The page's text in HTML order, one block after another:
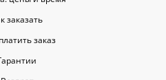
заказать
заказ